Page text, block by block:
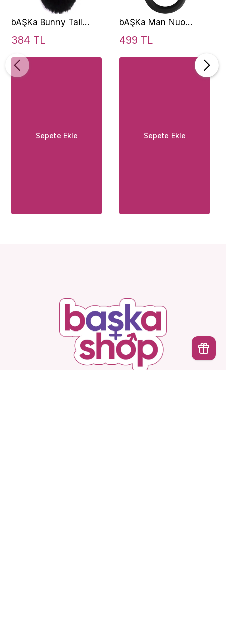
bAŞKa Bunny Tail
Black Ribbed Kuyruk
Plug
384 TL
Sepete Ekle
bAŞKa Man Nuo
Vibrating Cock Ring
Penis Halkası-Black
499 TL
Sepete Ekle